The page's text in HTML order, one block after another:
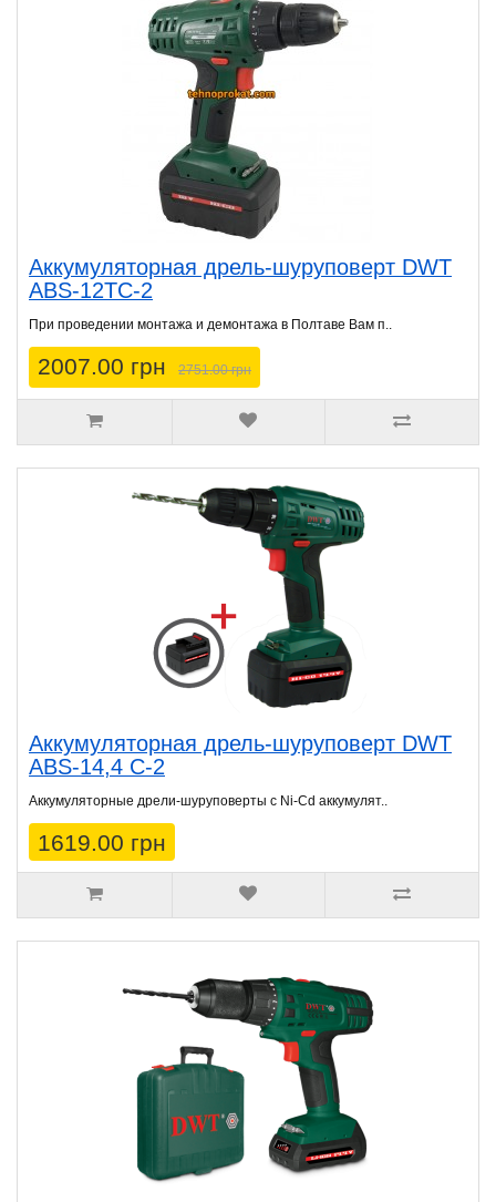
Аккумуляторная дрель-шуруповерт DWT
ABS-12TC-2
При проведении монтажа и демонтажа в Полтаве Вам п..
2007.00 грн 2751.00 грн
Аккумуляторная дрель-шуруповерт DWT
ABS-14,4 C-2
Аккумуляторные дрели-шуруповерты с Ni-Cd аккумулят..
1619.00 грн